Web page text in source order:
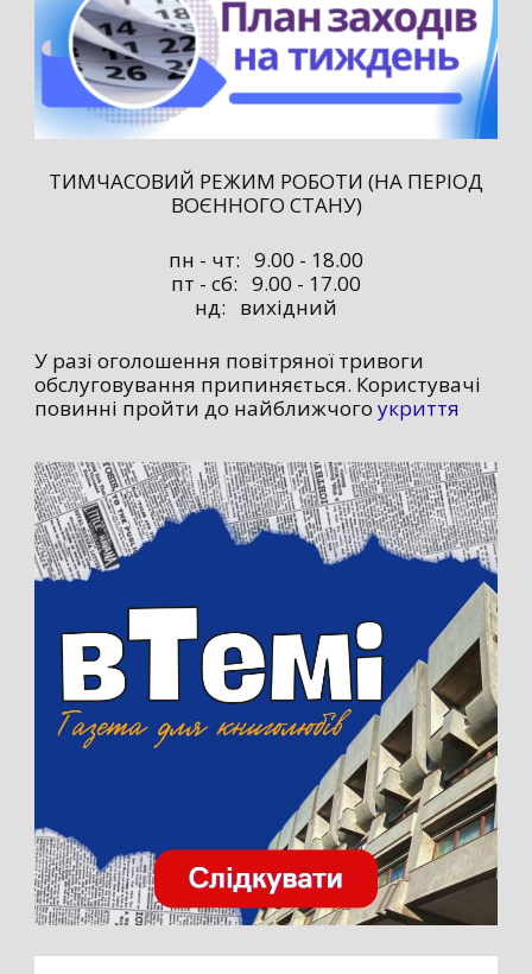
ТИМЧАСОВИЙ РЕЖИМ РОБОТИ (НА ПЕРІОД
ВОЄННОГО СТАНУ)
пн - чт: 9.00 - 18.00
пт - сб: 9.00 - 17.00
нд: вихідний
У разі оголошення повітряної тривоги
обслуговування припиняється. Користувачі
повинні пройти до найближчого укриття